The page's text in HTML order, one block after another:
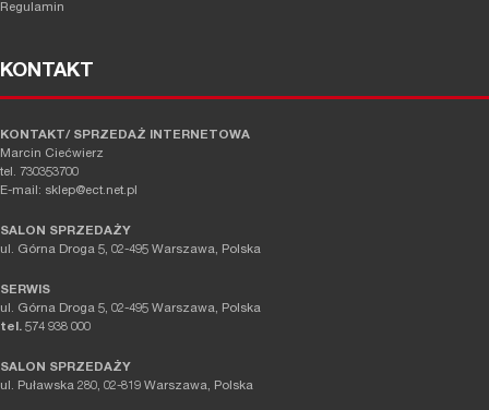
Regulamin
KONTAKT
KONTAKT/ SPRZEDAŻ INTERNETOWA
Marcin Ciećwierz
tel. 730353700
E-mail: sklep@ect.net.pl
SALON SPRZEDAŻY
ul. Górna Droga 5, 02-495 Warszawa, Polska
SERWIS
ul. Górna Droga 5, 02-495 Warszawa, Polska
tel. 574 938 000
SALON SPRZEDAŻY
ul. Puławska 280, 02-819 Warszawa, Polska